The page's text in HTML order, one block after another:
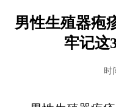
男性生殖器疱
牢记这
时